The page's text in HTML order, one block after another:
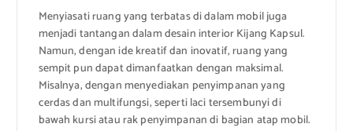
Menyiasati ruang yang terbatas di dalam mobil juga
menjadi tantangan dalam desain interior Kijang Kapsul.
Namun, dengan ide kreatif dan inovatif, ruang yang
sempit pun dapat dimanfaatkan dengan maksimal.
Misalnya, dengan menyediakan penyimpanan yang
cerdas dan multifungsi, seperti laci tersembunyi di
bawah kursi atau rak penyimpanan di bagian atap mobil.